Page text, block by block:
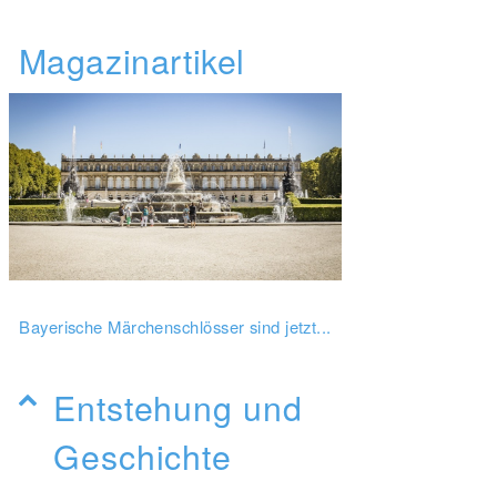
Magazinartikel
Bayerische Märchenschlösser sind jetzt...
Entstehung und
Geschichte